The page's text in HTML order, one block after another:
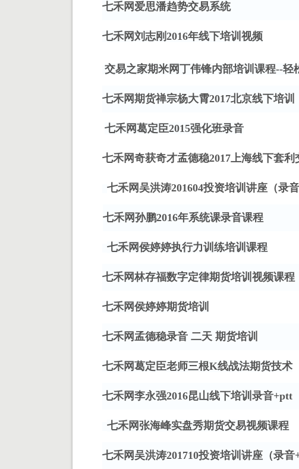
七禾网爱思潘趋势交易系统
七禾网刘志刚2016年线下培训视频
交易之家期米网丁伟锋内部培训课程--轻
七禾网期货禅宗杨大霄2017北京线下培训
七禾网葛定臣2015强化班录音
七禾网奇获奇才孟德稳2017上海线下套利
七禾网吴洪涛201604投资培训讲座（录音
七禾网孙鹏2016年系统课录音课程
七禾网侯婷婷执行力训练培训课程
七禾网林存福数字定律期货培训视频课程
七禾网侯婷婷期货培训
七禾网孟德稳录音 二天 期货培训
七禾网葛定臣老师三根K线战法期货技术
七禾网李永强2016昆山线下培训录音+ptt
七禾网张海峰实盘秀期货交易视频课程
七禾网吴洪涛201710投资培训讲座（录音